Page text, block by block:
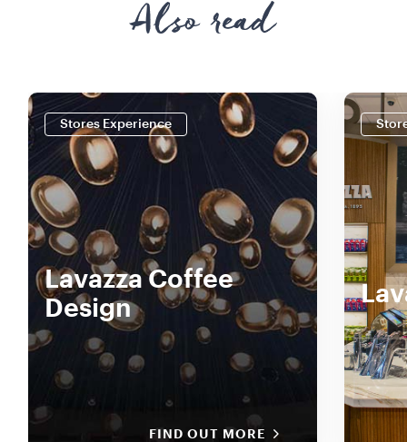
Also read
Stores Experience
Lavazza Coffee
Design
FIND OUT MORE